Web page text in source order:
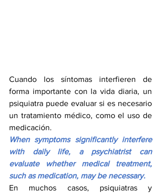
Cuando los síntomas interfieren de
forma importante con la vida diaria, un
psiquiatra puede evaluar si es necesario
un tratamiento médico, como el uso de
medicación.
When symptoms significantly interfere
with daily life, a psychiatrist can
evaluate whether medical treatment,
such as medication, may be necessary.
En muchos casos, psiquiatras y